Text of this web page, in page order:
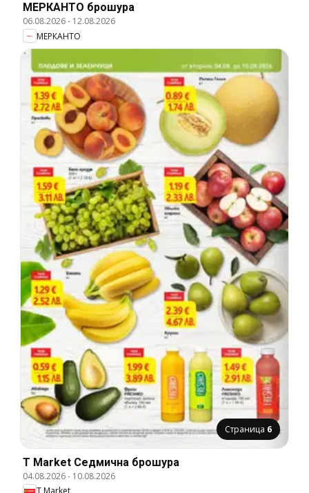
МЕРКАНТО брошура
06.08.2026- 12.08.2026
МЕРКАНТО
Страница 6
T Market Cедмична брошура
04.08.2026- 10.08.2026